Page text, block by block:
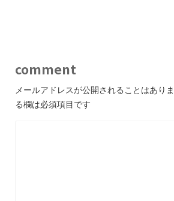
comment
メールアドレスが公開されることはありま
る欄は必須項目です